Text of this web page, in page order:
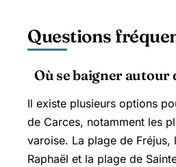
Questions
Où se baigner autour
Il existe plusieurs options
de Carces, notamment les
varoise. La plage de Fréjus,
Raphaël et la plage de